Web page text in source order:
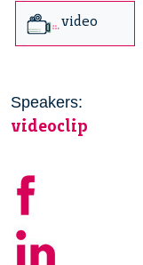
video
Speakers:
videoclip